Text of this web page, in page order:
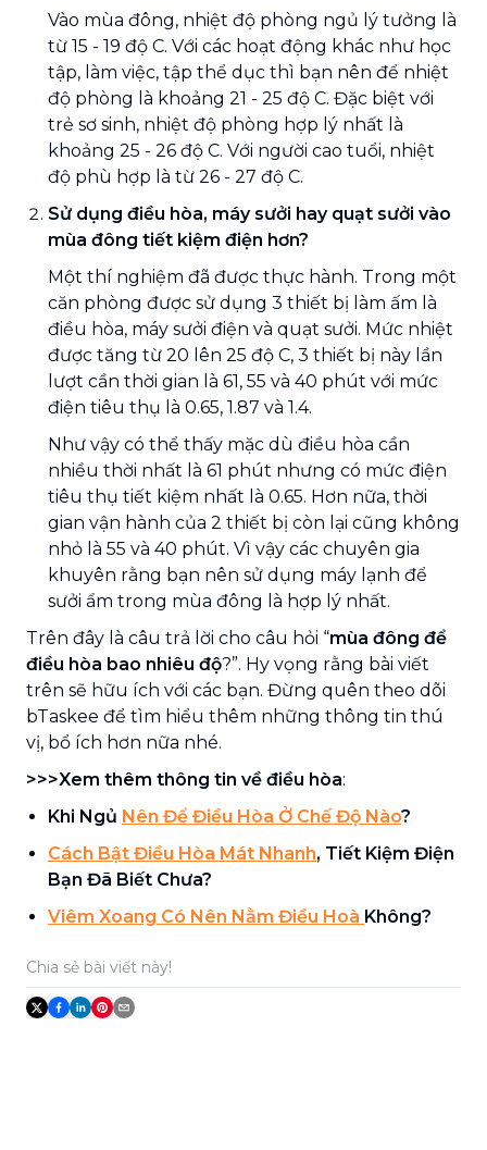
Vào mùa đông, nhiệt độ phòng ngủ lý tưởng là
từ 15 - 19 độ C. Với các hoạt động khác như học
tập, làm việc, tập thể dục thì bạn nên để nhiệt
độ phòng là khoảng 21 - 25 độ C. Đặc biệt với
trẻ sơ sinh, nhiệt độ phòng hợp lý nhất là
khoảng 25 - 26 độ C. Với người cao tuổi, nhiệt
độ phù hợp là từ 26 - 27 độ C.
Sử dụng điều hòa, máy sưởi hay quạt sưởi vào
mùa đông tiết kiệm điện hơn?
Một thí nghiệm đã được thực hành. Trong một
căn phòng được sử dụng 3 thiết bị làm ấm là
điều hòa, máy sưởi điện và quạt sưởi. Mức nhiệt
được tăng từ 20 lên 25 độ C, 3 thiết bị này lần
lượt cần thời gian là 61, 55 và 40 phút với mức
điện tiêu thụ là 0.65, 1.87 và 1.4.
Như vậy có thể thấy mặc dù điều hòa cần
nhiều thời nhất là 61 phút nhưng có mức điện
tiêu thụ tiết kiệm nhất là 0.65. Hơn nữa, thời
gian vận hành của 2 thiết bị còn lại cũng không
nhỏ là 55 và 40 phút. Vì vậy các chuyên gia
khuyên rằng bạn nên sử dụng máy lạnh để
sưởi ẩm trong mùa đông là hợp lý nhất.
Trên đây là câu trả lời cho câu hỏi “mùa đông để
điều hòa bao nhiêu độ?”. Hy vọng rằng bài viết
trên sẽ hữu ích với các bạn. Đừng quên theo dõi
bTaskee để tìm hiểu thêm những thông tin thú
vị, bổ ích hơn nữa nhé.
>>>Xem thêm thông tin về điều hòa:
Khi Ngủ Nên Để Điều Hòa Ở Chế Độ Nào?
Cách Bật Điều Hòa Mát Nhanh, Tiết Kiệm Điện
Bạn Đã Biết Chưa?
Viêm Xoang Có Nên Nằm Điều Hoà Không?
Chia sẻ bài viết này!